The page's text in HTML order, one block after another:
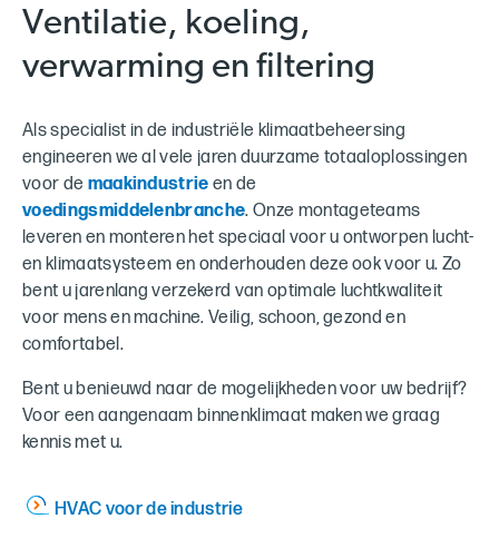
Ventilatie, koeling,
verwarming en filtering
Als specialist in de industriële klimaatbeheersing
engineeren we al vele jaren duurzame totaaloplossingen
voor de maakindustrie en de
voedingsmiddelenbranche. Onze montageteams
leveren en monteren het speciaal voor u ontworpen lucht-
en klimaatsysteem en onderhouden deze ook voor u. Zo
bent u jarenlang verzekerd van optimale luchtkwaliteit
voor mens en machine. Veilig, schoon, gezond en
comfortabel.
Bent u benieuwd naar de mogelijkheden voor uw bedrijf?
Voor een aangenaam binnenklimaat maken we graag
kennis met u.
HVAC voor de industrie